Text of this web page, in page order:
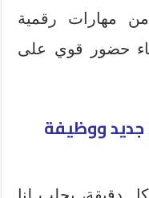
مهارات رقمية
حضور قوي على
جديد ووظيفة